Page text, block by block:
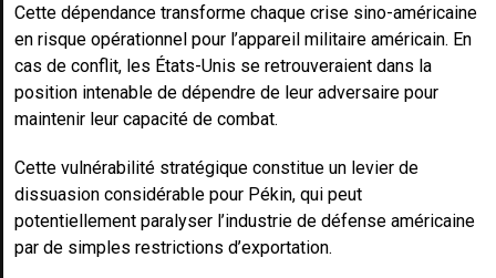
Cette dépendance transforme chaque crise sino-américaine
en risque opérationnel pour l’appareil militaire américain. En
cas de conflit, les États-Unis se retrouveraient dans la
position intenable de dépendre de leur adversaire pour
maintenir leur capacité de combat.
Cette vulnérabilité stratégique constitue un levier de
dissuasion considérable pour Pékin, qui peut
potentiellement paralyser l’industrie de défense américaine
par de simples restrictions d’exportation.